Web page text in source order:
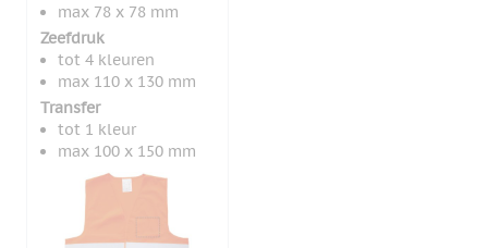
max 78 x 78 mm
Zeefdruk
tot 4 kleuren
max 110 x 130 mm
Transfer
tot 1 kleur
max 100 x 150 mm